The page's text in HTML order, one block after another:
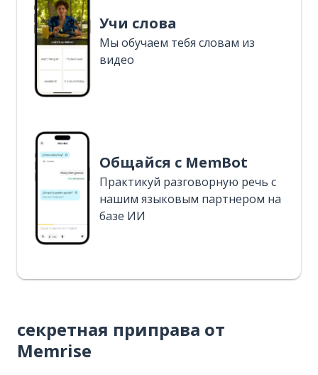
Учи слова
Мы обучаем тебя словам из
видео
Общайся с MemBot
Практикуй разговорную речь с
нашим языковым партнером на
базе ИИ
секретная приправа от
Memrise